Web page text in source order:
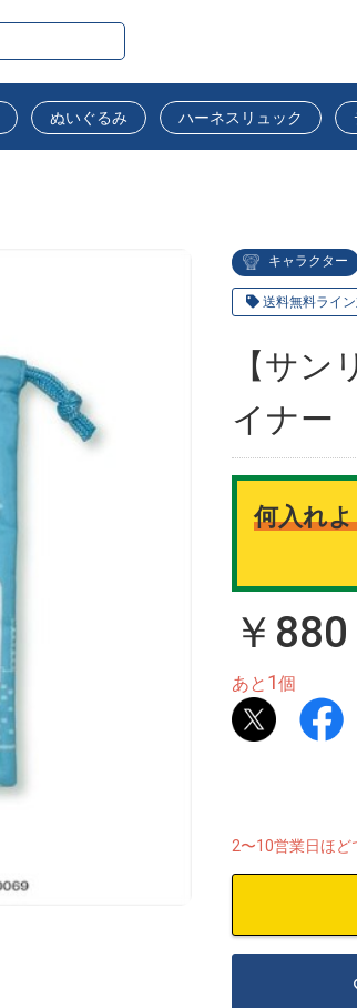
ぬいぐるみ ハーネスリュック
キャラクター
送料無料ライン
【サ
イナ
何入れ
￥880
あと 1個
2〜10営業日ほど